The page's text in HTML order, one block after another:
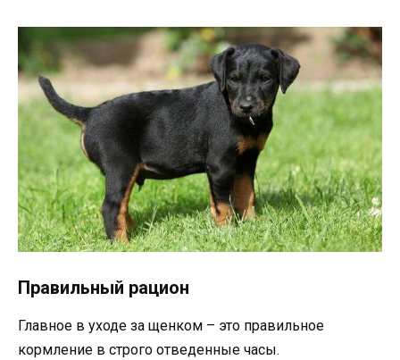
Правильный рацион
Главное в уходе за щенком – это правильное
кормление в строго отведенные часы.